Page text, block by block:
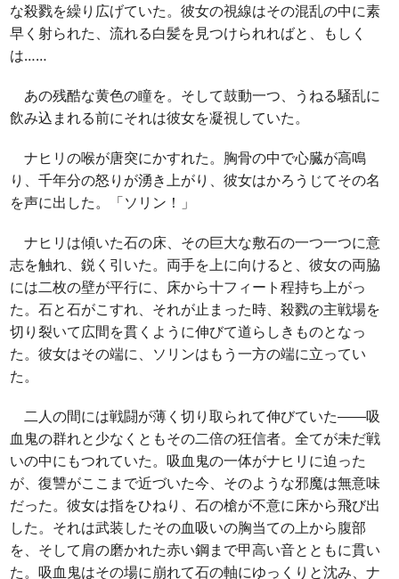
な殺戮を繰り広げていた。彼女の視線はその混乱の中に素
早く射られた、流れる白髪を見つけられればと、もしく
は……
あの残酷な黄色の瞳を。そして鼓動一つ、うねる騒乱に
飲み込まれる前にそれは彼女を凝視していた。
ナヒリの喉が唐突にかすれた。胸骨の中で心臓が高鳴
り、千年分の怒りが湧き上がり、彼女はかろうじてその名
を声に出した。「ソリン！」
ナヒリは傾いた石の床、その巨大な敷石の一つ一つに意
志を触れ、鋭く引いた。両手を上に向けると、彼女の両脇
には二枚の壁が平行に、床から十フィート程持ち上がっ
た。石と石がこすれ、それが止まった時、殺戮の主戦場を
切り裂いて広間を貫くように伸びて道らしきものとなっ
た。彼女はその端に、ソリンはもう一方の端に立ってい
た。
二人の間には戦闘が薄く切り取られて伸びていた――吸
血鬼の群れと少なくともその二倍の狂信者。全てが未だ戦
いの中にもつれていた。吸血鬼の一体がナヒリに迫った
が、復讐がここまで近づいた今、そのような邪魔は無意味
だった。彼女は指をひねり、石の槍が不意に床から飛び出
した。それは武装したその血吸いの胸当ての上から腹部
を、そして肩の磨かれた赤い鋼まで甲高い音とともに貫い
た。吸血鬼はその場に崩れて石の軸にゆっくりと沈み、ナ